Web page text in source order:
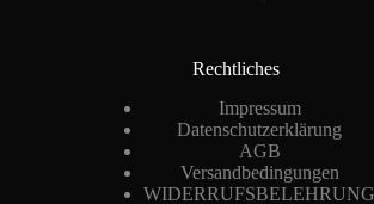
Rechtliches
Impressum
Datenschutzerklärung
AGB
Versandbedingungen
WIDERRUFSBELEHRUNG